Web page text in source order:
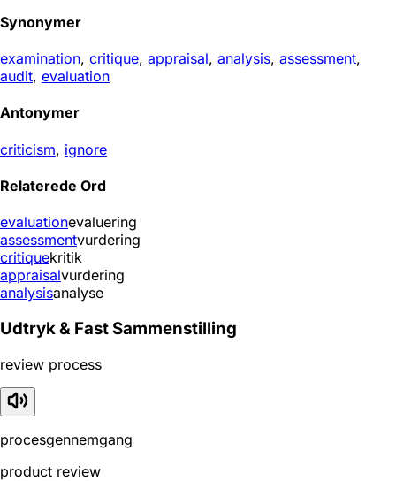
Synonymer
examination, critique, appraisal, analysis, assessment,
audit, evaluation
Antonymer
criticism, ignore
Relaterede Ord
evaluationevaluering
assessmentvurdering
critiquekritik
appraisalvurdering
analysisanalyse
Udtryk & Fast Sammenstilling
review process
procesgennemgang
product review